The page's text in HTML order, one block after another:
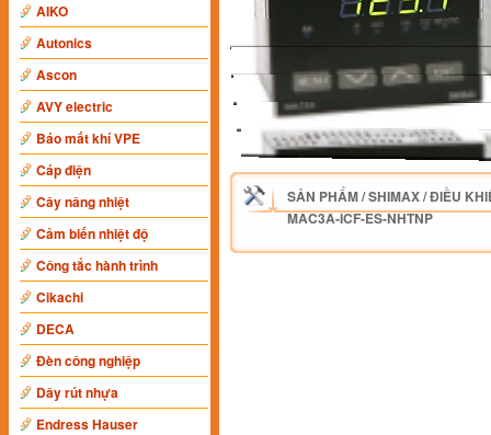
AIKO
Autonics
Ascon
AVY electric
Báo mất khí VPE
Cáp điện
Cây nâng nhiệt
Cảm biến nhiệt độ
Công tắc hành trình
Cikachi
DECA
Đèn công nghiệp
Dây rút nhựa
Endress Hauser
SẢN PHẨM/SHIMAX/ĐIỀU
MAC3A-ICF-ES-NHTNP